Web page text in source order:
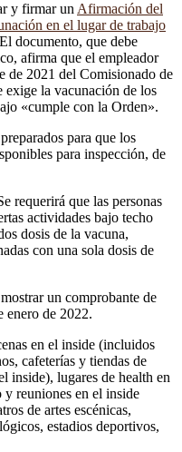
y firmar un Afirmación del
en el lugar de trabajo
documento, que debe
afirma que el empleador
de 2021 del Comisionado de
exige la vacunación de los
«cumple con la Orden».
para que los
para inspección, de
requerirá que las personas
actividades bajo techo
dosis de la vacuna,
con una sola dosis de
un comprobante de
enero de 2022.
en el inside (incluidos
cafeterías y tiendas de
inside), lugares de health en
y reuniones en el inside
de artes escénicas,
estadios deportivos,